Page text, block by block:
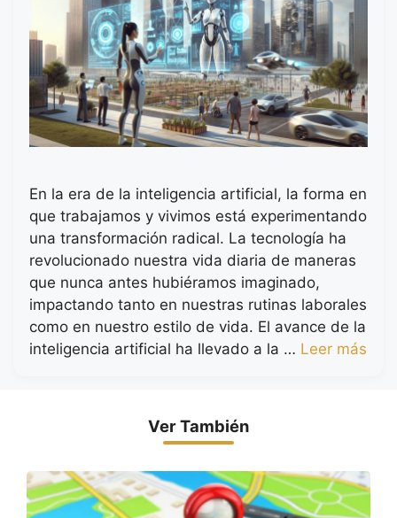
En la era de la inteligencia artificial, la forma en
que trabajamos y vivimos está experimentando
una transformación radical. La tecnología ha
revolucionado nuestra vida diaria de maneras
que nunca antes hubiéramos imaginado,
impactando tanto en nuestras rutinas laborales
como en nuestro estilo de vida. El avance de la
inteligencia artificial ha llevado a la … Leer más
Ver También